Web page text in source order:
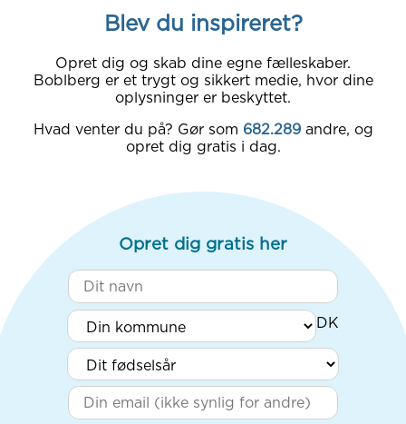
Blev du inspireret?
Opret dig og skab dine egne fælleskaber.
Boblberg er et trygt og sikkert medie, hvor dine
oplysninger er beskyttet.
Hvad venter du på? Gør som 682.289 andre, og
opret dig gratis i dag.
Opret dig gratis her